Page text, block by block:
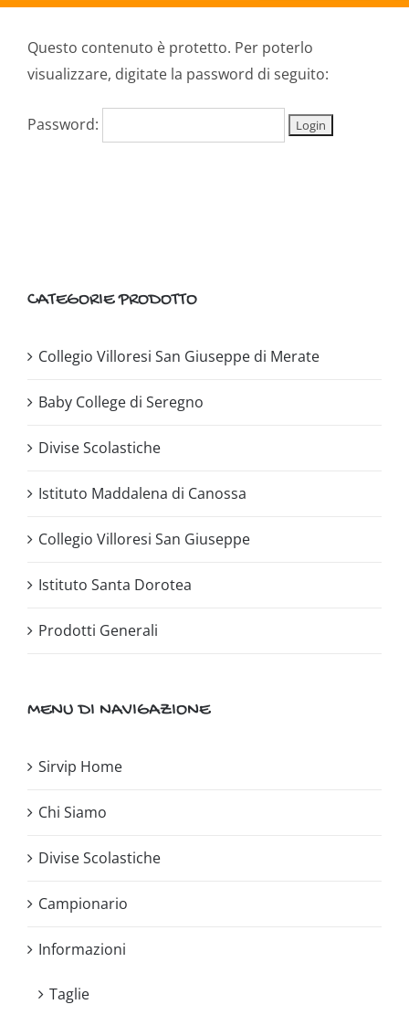
Questo contenuto è protetto. Per poterlo
visualizzare, digitate la password di seguito:
Password:
CATEGORIE PRODOTTO
Collegio Villoresi San Giuseppe di Merate
Baby College di Seregno
Divise Scolastiche
Istituto Maddalena di Canossa
Collegio Villoresi San Giuseppe
Istituto Santa Dorotea
Prodotti Generali
MENU DI NAVIGAZIONE
Sirvip Home
Chi Siamo
Divise Scolastiche
Campionario
Informazioni
Taglie